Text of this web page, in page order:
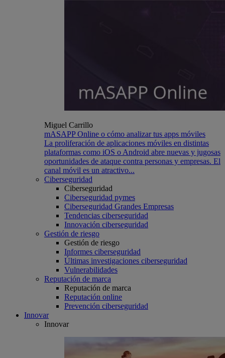
Miguel Carrillo
mASAPP Online o cómo analizar tus apps móviles
La proliferación de aplicaciones móviles en distintas
plataformas como iOS o Android abre nuevas y jugosas
oportunidades de ataque contra personas y empresas. El
canal móvil es un atractivo...
Ciberseguridad
Ciberseguridad
Ciberseguridad pymes
Ciberseguridad Grandes Empresas
Tendencias ciberseguridad
Innovación ciberseguridad
Gestión de riesgo
Gestión de riesgo
Informes ciberseguridad
Últimas investigaciones ciberseguridad
Vulnerabilidades
Reputación de marca
Reputación de marca
Reputación online
Prevención ciberseguridad
Innovar
Innovar